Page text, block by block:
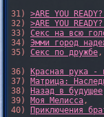
31) >ARE YOU
32) >ARE YOU
33) Секс на всю
34) Эмми город
35) Секс по дружбе,
36)
Красная рука -
37) Матрица:
38)
Назад в будущее
39) Моя Мелисса,
40)
Приключения